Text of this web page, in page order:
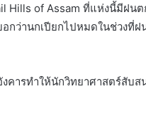
Hills of Assam ที่แห่งนี้มีฝน
กว่านกเปียกไปหมดในช่วงที่ฝ
คารทำให้นักวิทยาศาสตร์สับ